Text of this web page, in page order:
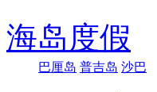
海岛度假
巴厘岛 普吉岛 沙巴